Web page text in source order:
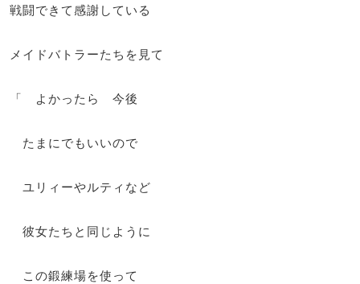
戦闘できて感謝している
メイドバトラーたちを見て
「 よかったら 今後
たまにでもいいので
ユリィーやルティなど
彼女たちと同じように
この鍛練場を使って